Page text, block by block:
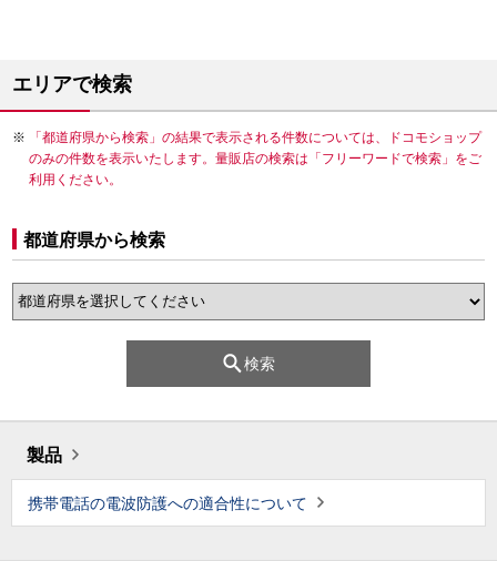
エリアで検索
「都道府県から検索」の結果で表示される件数については、ドコモショップ
のみの件数を表示いたします。量販店の検索は「フリーワードで検索」をご
利用ください。
都道府県から検索
検索
製品
携帯電話の電波防護への適合性について